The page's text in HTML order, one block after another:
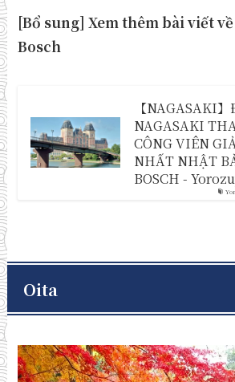
[Bổ sung] Xem thêm bài viết
Bosch
【NAGASAKI
NAGASAKI
CÔNG VIÊN
NHẤT NHẬT
BOSCH -
Oita